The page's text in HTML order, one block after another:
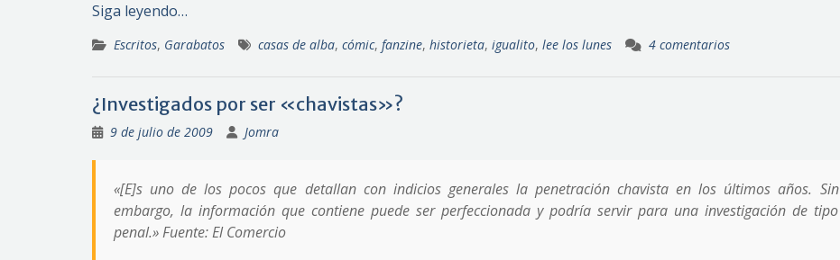
Siga leyendo…
Escritos, Garabatos casas de alba, cómic, fanzine, historieta, igualito, lee los lunes 4 comentarios
¿Investigados por ser «chavistas»?
9 de julio de 2009 Jomra
«[E]s uno de los pocos que detallan con indicios generales la penetración chavista en los últimos años. Sin
embargo, la información que contiene puede ser perfeccionada y podría servir para una investigación de tipo
penal.» Fuente: El Comercio